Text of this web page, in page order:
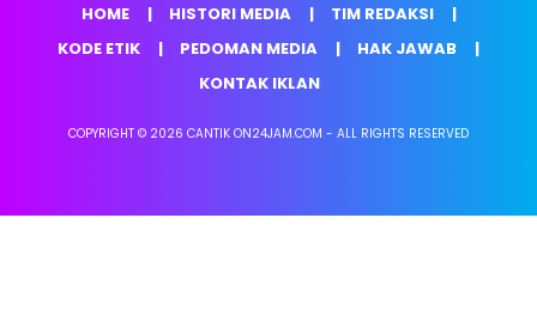
HOME HISTORI MEDIA
TIM REDAKSI
KODE ETIK
PEDOMAN MEDIA
HAK JAWAB
KONTAK IKLAN
COPYRIGHT © 2026 CANTIK ON24JAM.COM - ALL RIGHTS RESERVED